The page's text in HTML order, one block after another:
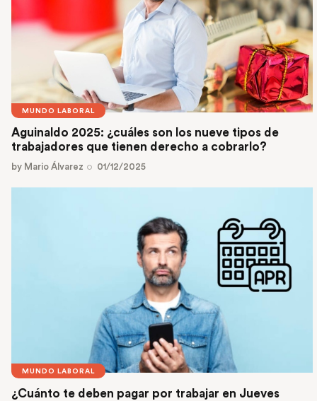
MUNDO LABORAL
Aguinaldo 2025: ¿cuáles son los nueve tipos de
trabajadores que tienen derecho a cobrarlo?
by Mario Álvarez 01/12/2025
MUNDO LABORAL
¿Cuánto te deben pagar por trabajar en Jueves